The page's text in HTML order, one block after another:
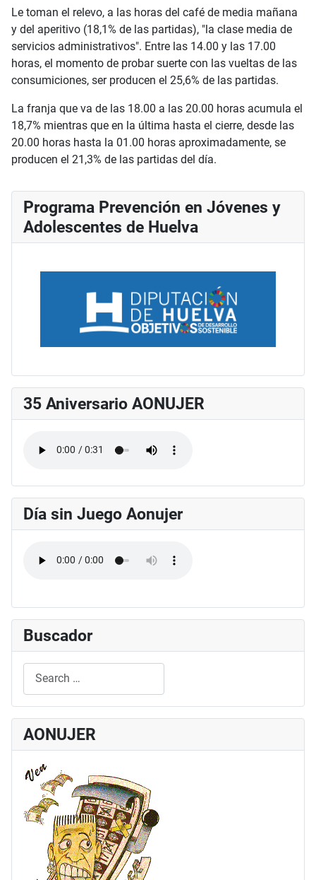
Programa Prevención en Jóvenes y
Adolescentes de Huelva
35 Aniversario AONUJER
Día sin Juego Aonujer
Buscador
AONUJER
Le toman el relevo, a las horas del café de media mañana
y del aperitivo (18,1% de las partidas), "la clase media de
servicios administrativos". Entre las 14.00 y las 17.00
horas, el momento de probar suerte con las vueltas de las
consumiciones, ser producen el 25,6% de las partidas.
La franja que va de las 18.00 a las 20.00 horas acumula el
18,7% mientras que en la última hasta el cierre, desde las
20.00 horas hasta la 01.00 horas aproximadamente, se
producen el 21,3% de las partidas del día.